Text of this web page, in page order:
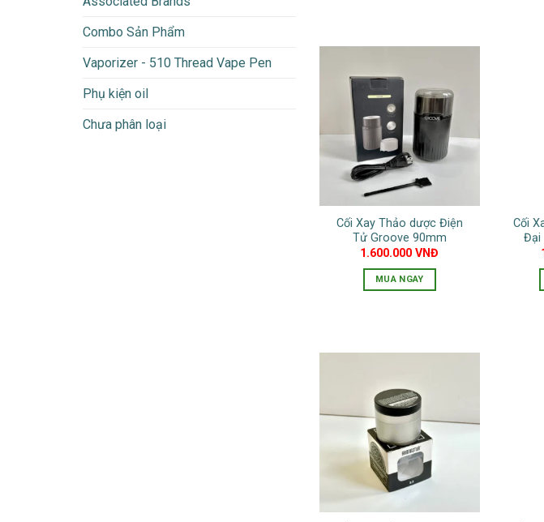
Combo Sản Phẩm
Vaporizer - 510 Thread Vape Pen
Phụ kiện oil
Chưa phân loại
này
nhiều
biến
thể.
Các
tùy
chọn
có
được
chọn
trên
trang
Cối Xay Thảo dược Điện
Tử Groove 90mm
1.600.000VNĐ
MUA NGAY
Cối
Đại